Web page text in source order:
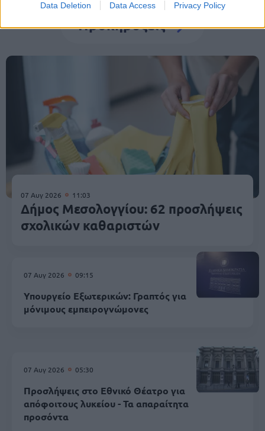
Data Deletion Data Access Privacy Policy
Προκηρύξεις
07 Αυγ 2026 11:03
Δήμος Μεσολογγίου: 62 προσλήψεις
σχολικών καθαριστών
07 Αυγ 2026 09:15
Υπουργείο Εξωτερικών: Γραπτός για
μόνιμους εμπειρογνώμονες
07 Αυγ 2026 05:30
Προσλήψεις στο Εθνικό Θέατρο για
απόφοιτους λυκείου - Τα απαραίτητα
προσόντα